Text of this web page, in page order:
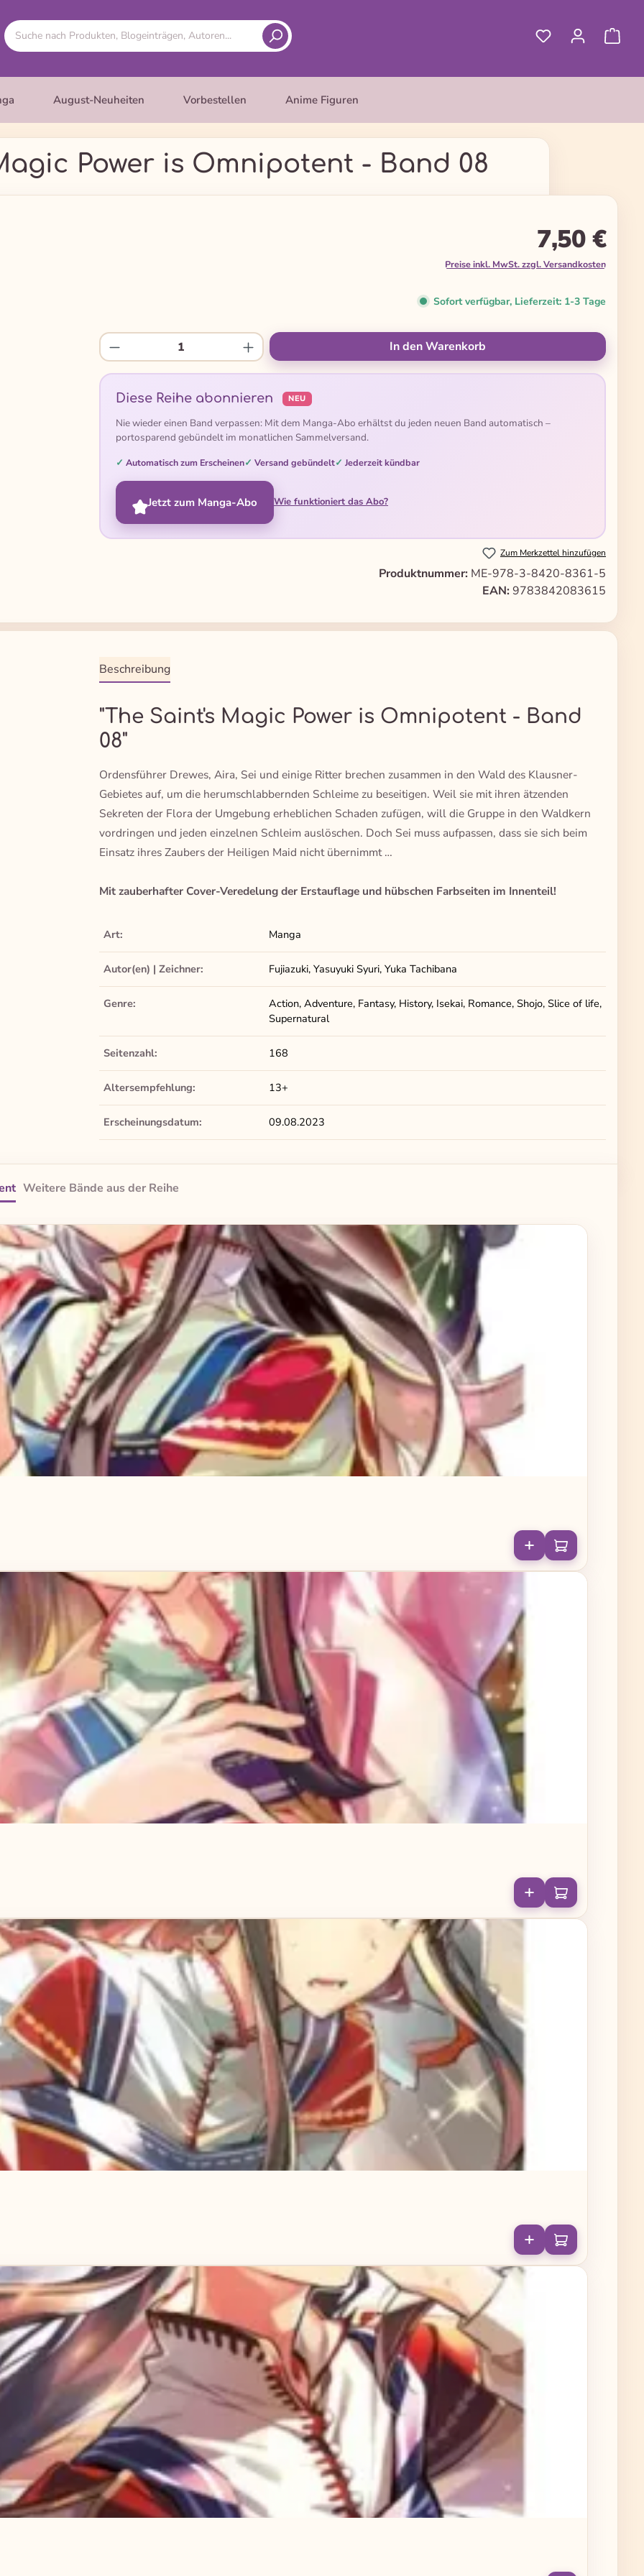
August-Neuheiten Vorbestellen Anime Figuren
Power is Omnipotent - Band 08
7,50 €
Preise inkl. MwSt. zzgl. Versandkosten
Sofort verfügbar, Lieferzeit: 1-3 Tage
Produkt Anzahl: Gib den gewünschten Wert ein oder benutze die
In den Warenkorb
Diese Reihe abonnieren NEU
Nie wieder einen Band verpassen: Mit dem Manga-Abo erhältst du jeden neuen Band automatisch –
portosparend gebündelt im monatlichen Sammelversand.
Automatisch zum Erscheinen Versand gebündelt Jederzeit kündbar
Jetzt zum Manga-Abo Wie funktioniert das Abo?
Zum Merkzettel hinzufügen
Produktnummer: ME-978-3-8420-8361-5
EAN: 9783842083615
Beschreibung
"The Saint's Magic Power is Omnipotent - Band
08"
Ordensführer Drewes, Aira, Sei und einige Ritter brechen zusammen in den Wald des Klausner-
Gebietes auf, um die herumschlabbernden Schleime zu beseitigen. Weil sie mit ihren ätzenden
Sekreten der Flora der Umgebung erheblichen Schaden zufügen, will die Gruppe in den Waldkern
vordringen und jeden einzelnen Schleim auslöschen. Doch Sei muss aufpassen, dass sie sich beim
Einsatz ihres Zaubers der Heiligen Maid nicht übernimmt …
Mit zauberhafter Cover-Veredelung der Erstauflage und hübschen Farbseiten im Innenteil!
Art: Manga
Autor(en) | Zeichner: Fujiazuki, Yasuyuki Syuri, Yuka Tachibana
Genre:
Action, Adventure, Fantasy, History, Isekai, Romance, Shojo, Slice of life,
Supernatural
Seitenzahl: 168
Altersempfehlung: 13+
Erscheinungsdatum: 09.08.2023
Weitere Bände aus der Reihe